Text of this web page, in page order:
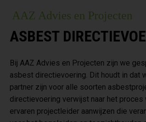
AAZ Advies en Projecten
ASBEST
Bij AAZ Advies en Projecten zijn we
asbest directievoering. Dit houdt in dat
partner zijn voor alle soorten
directievoering verwijst naar het proces
ervaren projectleider aanwijzen die